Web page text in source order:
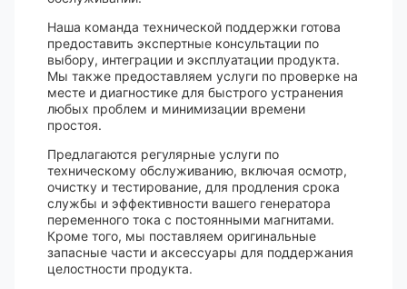
Наша команда технической поддержки готова
предоставить экспертные консультации по
выбору, интеграции и эксплуатации продукта.
Мы также предоставляем услуги по проверке на
месте и диагностике для быстрого устранения
любых проблем и минимизации времени
простоя.
Предлагаются регулярные услуги по
техническому обслуживанию, включая осмотр,
очистку и тестирование, для продления срока
службы и эффективности вашего генератора
переменного тока с постоянными магнитами.
Кроме того, мы поставляем оригинальные
запасные части и аксессуары для поддержания
целостности продукта.